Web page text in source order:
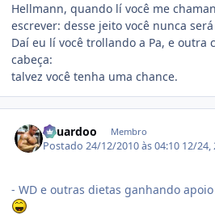
Hellmann, quando lí você me
escrever: desse jeito você nunca
Daí eu lí você trollando a Pa, e outra
cabeça:
talvez você tenha uma chance.
Eduardoo Membro
Postado24/12/2010 às 04:10 12/24,
- WD e outras dietas ganhando